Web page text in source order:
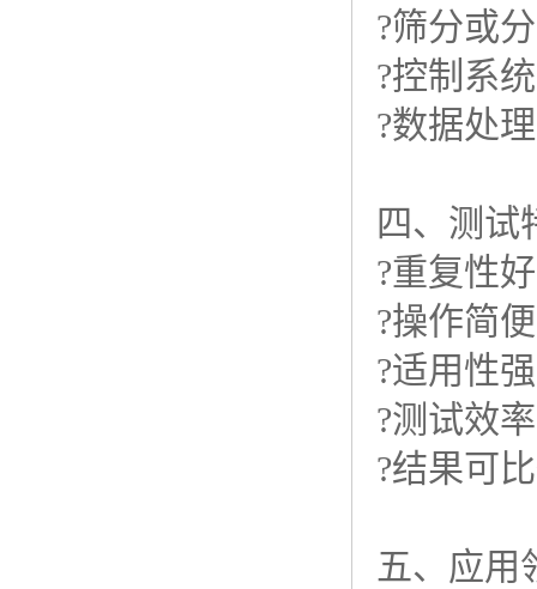
?筛分或
?控制系
?数据处
四、测试
?重复性
?操作简
?适用性
?测试效
?结果可
五、应用